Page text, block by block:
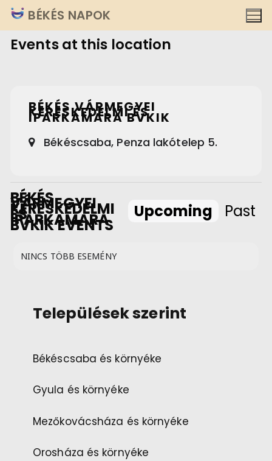
Ugrás
a
tartalomra
BÉKÉS NAPOK
Events at this location
BÉKÉS VÁRMEGYEI
KERESKEDELMI ÉS
IPARKAMARA BVKIK
Békéscsaba, Penza lakótelep 5.
BÉKÉS
VÁRMEGYEI
KERESKEDELMI
ÉS
IPARKAMARA
BVKIK EVENTS
Upcoming Past
NINCS TÖBB ESEMÉNY
Települések szerint
Békéscsaba és környéke
Gyula és környéke
Mezőkovácsháza és környéke
Orosháza és környéke